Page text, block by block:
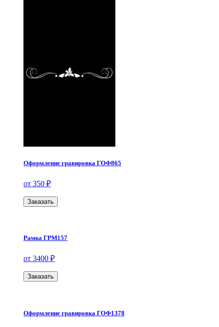
Оформление гравировка ГОФ865
от 350 ₽
Заказать
Рамка ГРМ157
от 3400 ₽
Заказать
Оформление гравировка ГОФ1378